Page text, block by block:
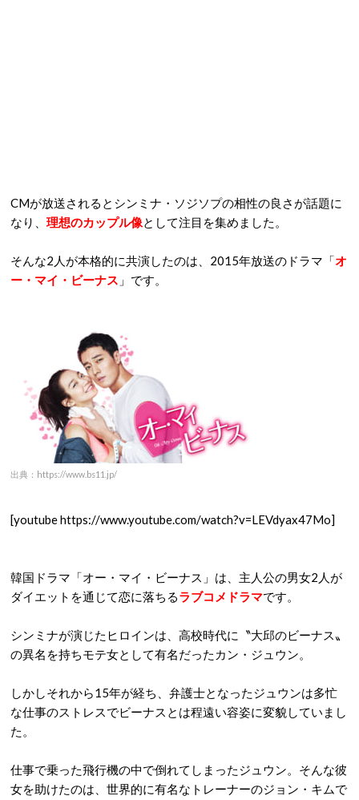
CMが放送されるとシンミナ・ソジソプの相性の良さが話題に
なり、 理想のカップル像として注目を集めました。
そんな2人が本格的に共演したのは、2015年放送のドラマ「オ
ー・マイ・ビーナス 」です。
出典：https://www.bs11.jp/
[youtube https://www.youtube.com/watch?v=LEVdyax47Mo]
韓国ドラマ「オー・マイ・ビーナス」は、主人公の男女2人が
ダイエットを通じて恋に落ちるラブコメドラマです。
シンミナが演じたヒロインは、高校時代に〝大邱のビーナス〟
の異名を持ちモテ女として有名だったカン・ジュウン。
しかしそれから15年が経ち、弁護士となったジュウンは多忙
な仕事のストレスでビーナスとは程遠い容姿に変貌していまし
た。
仕事で乗った飛行機の中で倒れてしまったジュウン。そんな彼
女を助けたのは、世界的に有名なトレーナーのジョン・キムで